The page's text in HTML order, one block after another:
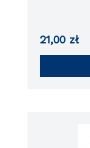
21,00 zł